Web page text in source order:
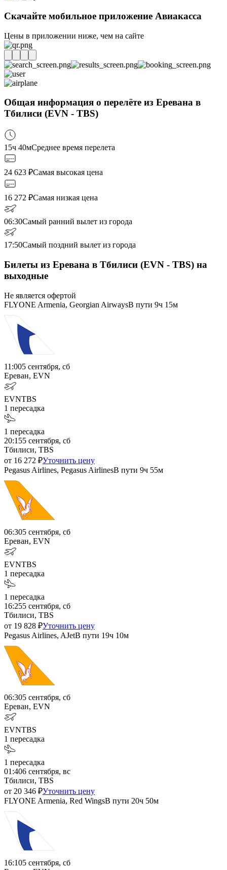
Скачайте мобильное приложение Авиакасса
Цены в приложении ниже, чем на сайте
Общая информация о перелёте из Еревана в
Тбилиси (EVN - TBS)
15ч 40мСреднее время перелета
24 623 ₽Самая высокая цена
16 272 ₽Самая низкая цена
06:30Самый ранний вылет из города
17:50Самый поздний вылет из города
Билеты из Еревана в Тбилиси (EVN - TBS) на
выходные
Не является офертой
FLYONE Armenia, Georgian AirwaysВ пути 9ч 15м
11:005 сентября, сб
Ереван, EVN
EVNTBS
1 пересадка
1 пересадка
20:155 сентября, сб
Тбилиси, TBS
от 16 272 ₽Уточнить цену
Pegasus Airlines, Pegasus AirlinesВ пути 9ч 55м
06:305 сентября, сб
Ереван, EVN
EVNTBS
1 пересадка
1 пересадка
16:255 сентября, сб
Тбилиси, TBS
от 19 828 ₽Уточнить цену
Pegasus Airlines, AJetВ пути 19ч 10м
06:305 сентября, сб
Ереван, EVN
EVNTBS
1 пересадка
1 пересадка
01:406 сентября, вс
Тбилиси, TBS
от 20 346 ₽Уточнить цену
FLYONE Armenia, Red WingsВ пути 20ч 50м
16:105 сентября, сб